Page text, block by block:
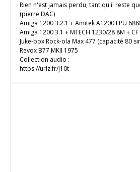
Rien n'est jamais perdu, tant qu'il reste
(pierre DAC)
Amiga 1200 3.2.1 + Amitek A1200 FPU
Amiga 1200 3.1 + MTECH 1230/28 8M + CF
Juke-box Rock-ola Max 477 (capacité 80
Revox B77 MKII 1975
Collection audio :
https://urlz.fr/j10t